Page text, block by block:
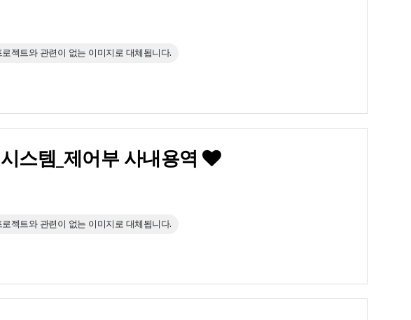
젝트와 관련이 없는 이미지로 대체됩니다.
스템_제어부 사내용역
젝트와 관련이 없는 이미지로 대체됩니다.